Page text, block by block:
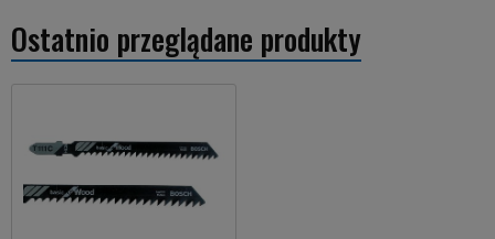
Ostatnio przeglądane produkty